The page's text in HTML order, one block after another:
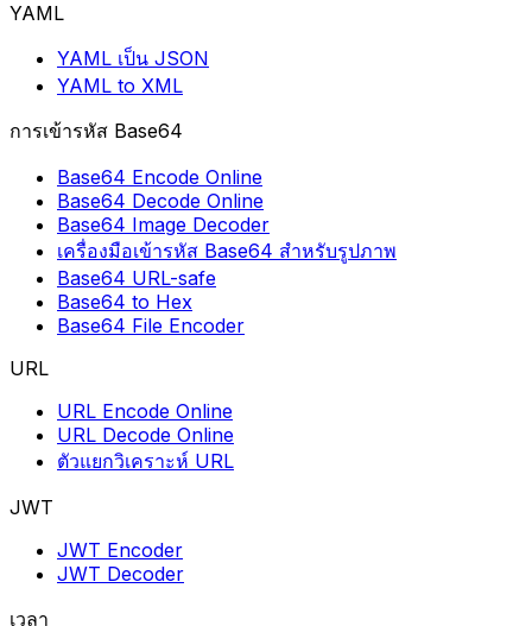
YAML
YAML เป็น JSON
YAML to XML
การเข้ารหัส Base64
Base64 Encode Online
Base64 Decode Online
Base64 Image Decoder
เครื่องมือเข้ารหัส Base64 สำหรับรูปภาพ
Base64 URL-safe
Base64 to Hex
Base64 File Encoder
URL
URL Encode Online
URL Decode Online
ตัวแยกวิเคราะห์ URL
JWT
JWT Encoder
JWT Decoder
เวลา